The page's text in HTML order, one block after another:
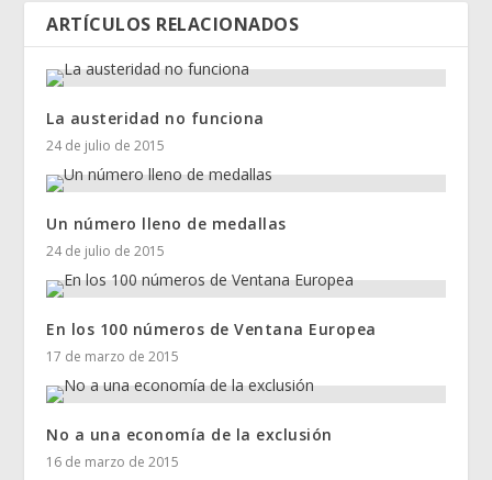
ARTÍCULOS RELACIONADOS
La austeridad no funciona
24 de julio de 2015
Un número lleno de medallas
24 de julio de 2015
En los 100 números de Ventana Europea
17 de marzo de 2015
No a una economía de la exclusión
16 de marzo de 2015